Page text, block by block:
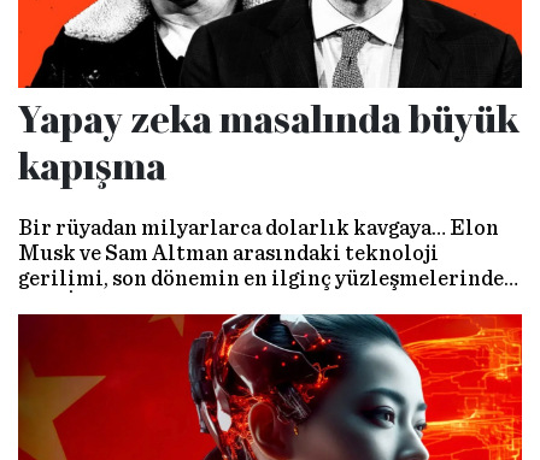
Yapay zeka masalında büyük
kapışma
Bir rüyadan milyarlarca dolarlık kavgaya… Elon
Musk ve Sam Altman arasındaki teknoloji
gerilimi, son dönemin en ilginç yüzleşmelerinden
“yapay zekanın insanlık yararına kullanımını”
vaat etmişti. Ancak şu anda hedeflenen “fayda”dan
çok, milyarlarca dolarlık çekişmelere ve Twitter
benzeri atışmalara şahit oluyoruz.